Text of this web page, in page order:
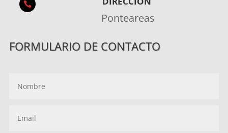

Ponteareas
FORMULARIO DE CONTACTO